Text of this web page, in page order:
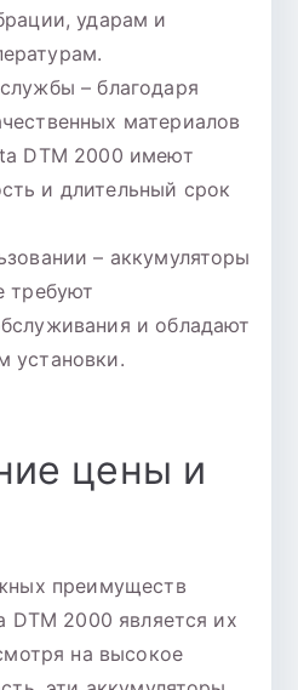
ударам и
– благодаря
материалов
DTM 2000 имеют
и длительный срок
– аккумуляторы
требуют
и обладают
установки.
цены и
преимуществ
DTM 2000 является их
на высокое